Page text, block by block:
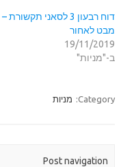
דוח רבעון 3 לסאני תקשורת –
מבט לאחור
19/11/2019
ב-"מניות"
Category: מניות
Post navigation